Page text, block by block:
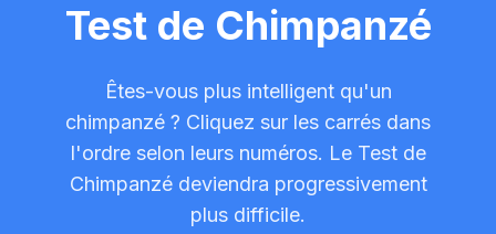
Mémoire Visuelle
Entraîneur de visée
Test de Chimpanzé
Êtes-vous plus intelligent qu'un
chimpanzé ? Cliquez sur les carrés dans
l'ordre selon leurs numéros. Le Test de
Chimpanzé deviendra progressivement
plus difficile.